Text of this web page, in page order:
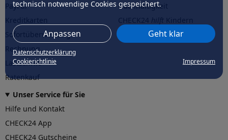
technisch notwendige Cookies gespeichert.
Anpassen Geht klar
Datenschutzerklärung
Cookierichtlinie
Impressum
PayPal
Sofortüberweisung
Rechnung
Lastschrift
Ratenkauf
Nachhaltigkeit
CHECK24hilftder Natur
Unser Service für Sie
Hilfe und Kontakt
CHECK24 App
CHECK24 Gutscheine